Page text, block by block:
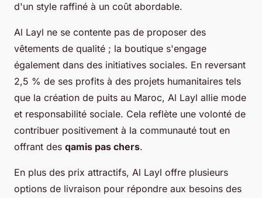
d'un style raffiné à un coût abordable.
Al Layl ne se contente pas de proposer des
vêtements de qualité ; la boutique s'engage
également dans des initiatives sociales. En reversant
2,5 % de ses profits à des projets humanitaires tels
que la création de puits au Maroc, Al Layl allie mode
et responsabilité sociale. Cela reflète une volonté de
contribuer positivement à la communauté tout en
offrant des qamis pas chers.
En plus des prix attractifs, Al Layl offre plusieurs
options de livraison pour répondre aux besoins des